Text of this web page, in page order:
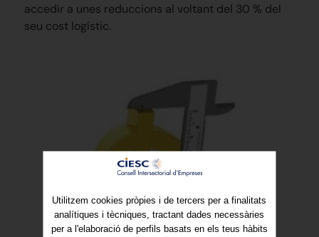
accedir a unes reduccions al voltant del 30 % del
seu cost logístic.
Utilitzem cookies pròpies i de tercers per a finalitats
analítiques i tècniques, tractant dades necessàries
per a l'elaboració de perfils basats en els teus hàbits